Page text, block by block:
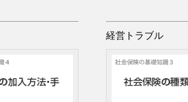
経営トラブル